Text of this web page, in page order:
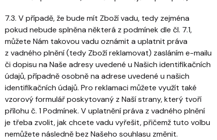
7.3. V případě, že bude mít Zboží vadu, tedy zejména
pokud nebude splněna některá z podmínek dle čl. 7.1,
můžete Nám takovou vadu oznámit a uplatnit práva
z vadného plnění (tedy Zboží reklamovat) zasláním e-mailu
či dopisu na Naše adresy uvedené u Našich identifikačních
údajů, případně osobně na adrese uvedené u našich
identifikačních údajů. Pro reklamaci můžete využít také
vzorový formulář poskytovaný z Naší strany, který tvoří
přílohu č. 1 Podmínek. V uplatnění práva z vadného plnění
je třeba zvolit, jak chcete vadu vyřešit, přičemž tuto volbu
nemůžete následně bez Našeho souhlasu změnit.